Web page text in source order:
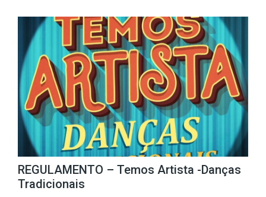
REGULAMENTO – Temos Artista -Danças
Tradicionais